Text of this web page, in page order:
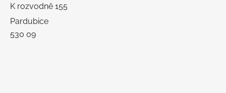
K rozvodně 155
Pardubice
530 09